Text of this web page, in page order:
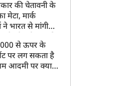
की चेतावनी के
मार्क
ने भारत से मांगी
से ऊपर के
पर लग सकता है
आदमी पर क्या